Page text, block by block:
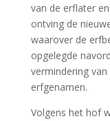
van de erflater
ontving de
waarover de
opgelegde
vermindering
erfgenamen.
Volgens het hof